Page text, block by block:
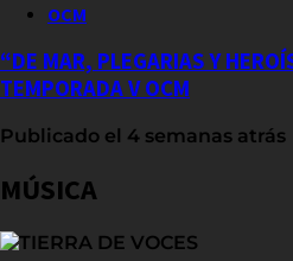
OCM
“DE MAR, PLEGARIAS Y
TEMPORADA V OCM
Publicado el 4 semanas atrás
MÚSICA